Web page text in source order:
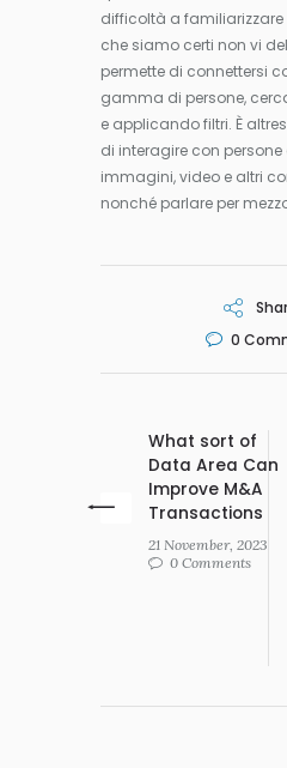
difficoltà a
che siamo certi non vi
permette di connettersi
gamma di persone,
e applicando filtri. È
di interagire con
immagini, video e altri
nonché parlare per
0
What sort of
Data Area Can
Improve M&A
Transactions
21 November, 2023
0 Comments